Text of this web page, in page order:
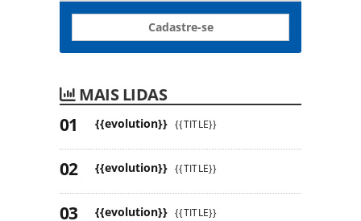
Cadastre-se
MAIS LIDAS
{{evolution}} {{TITLE}}
{{evolution}} {{TITLE}}
{{evolution}} {{TITLE}}